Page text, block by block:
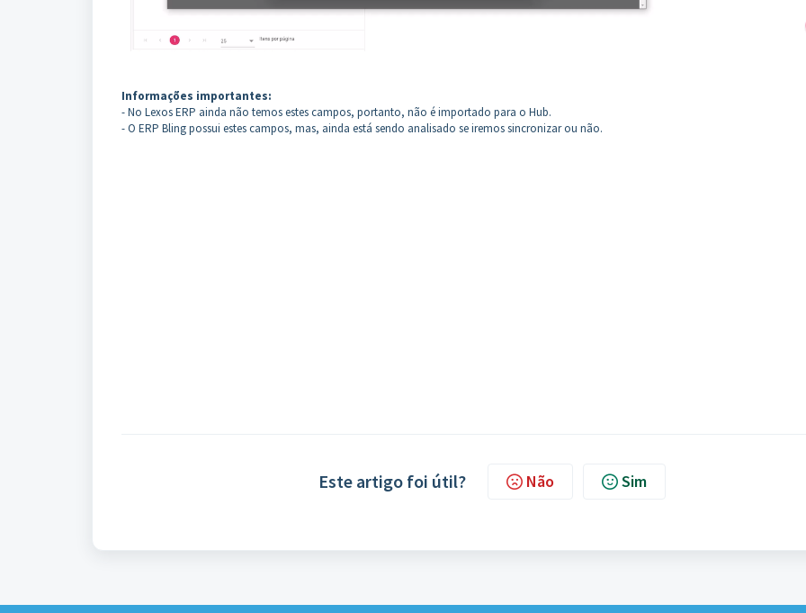
Informações importantes:
- No Lexos ERP ainda não temos estes campos, portanto, não é importado para o Hub.
- O ERP Bling possui estes campos, mas, ainda está sendo analisado se iremos sincronizar ou não.
Este artigo foi útil? Não Sim